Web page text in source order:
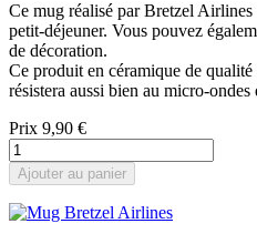
Ce mug réalisé par Bretzel
petit-déjeuner. Vous pouvez
de décoration.
Ce produit en céramique de
résistera aussi bien au micro-
Prix 9,90 €
Ajouter au panier